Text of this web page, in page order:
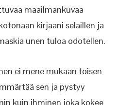
maailmankuvaa
kirjaani selaillen ja
unen tuloa odotellen.
ei mene mukaan toisen
sen ja pystyy
kuin ihminen joka kokee